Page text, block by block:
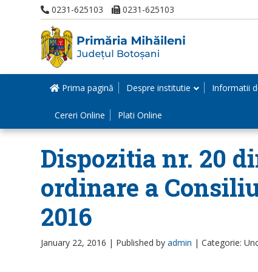
0231-625103 0231-625103
Prima pagină Despre institutie Informatii
Cereri Online Plati Online
Dispozitia nr. 20
ordinare a
2016
January 22, 2016 | Published by admin | Categorie: